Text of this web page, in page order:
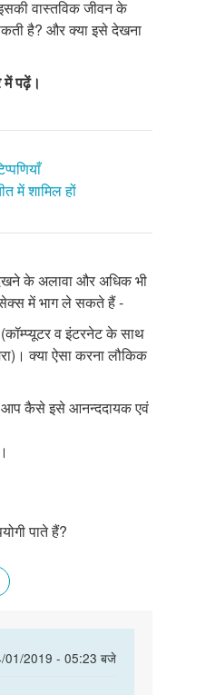
वास्तविक जीवन के
है? और क्या इसे देखना
में पढ़ें।
में शामिल हों
के अलावा और अधिक भी
में भाग ले सकते हैं -
व इंटरनेट के साथ
क्या ऐसा करना लौकिक
आप कैसे इसे आनन्ददायक एवं
पाते हैं?
01/2019 - 05:23 बजे